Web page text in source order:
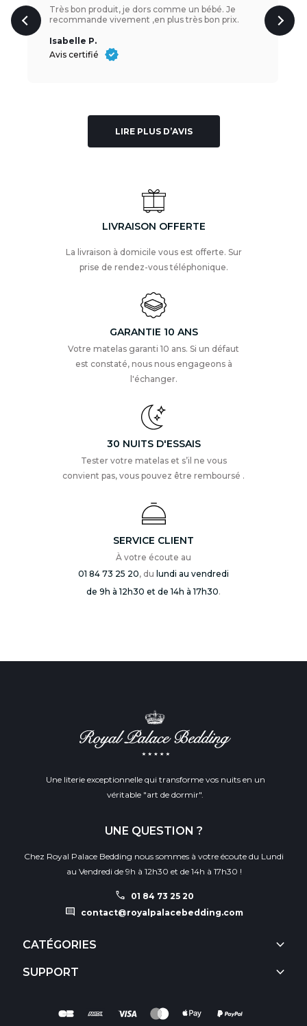
Très bon produit, je dors comme un bébé. Je
recommande vivement ,en plus très bon prix.
Isabelle P.
Avis certifié
LIRE PLUS D’AVIS
LIVRAISON OFFERTE
La livraison à domicile vous est offerte. Sur
prise de rendez-vous téléphonique.
GARANTIE 10 ANS
Votre matelas garanti 10 ans. Si un défaut
est constaté, nous nous engageons à
l'échanger.
30 NUITS D'ESSAIS
Tester votre matelas et s’il ne vous
convient pas, vous pouvez être remboursé .
SERVICE CLIENT
À votre écoute au
01 84 73 25 20, du lundi au vendredi
de 9h à 12h30 et de 14h à 17h30.
Une literie exceptionnelle qui transforme vos nuits en un
véritable "art de dormir".
UNE QUESTION ?
Chez Royal Palace Bedding nous sommes à votre écoute du Lundi
au Vendredi de 9h à 12h30 et de 14h à 17h30 !
call 01 84 73 25 20
comment contact@royalpalacebedding.com
CATÉGORIES keyboard_arrow_down
SUPPORT keyboard_arrow_down